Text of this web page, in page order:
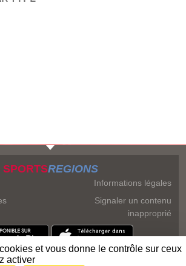
SPORTSREGIONS
Informations légales
Signaler un contenu
inapproprié
et vous donne le contrôle sur ceux
activer